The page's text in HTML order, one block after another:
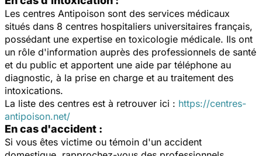
Les centres Antipoison sont des services médicaux
situés dans 8 centres hospitaliers universitaires français,
possédant une expertise en toxicologie médicale. Ils ont
un rôle d'information auprès des professionnels de santé
et du public et apportent une aide par téléphone au
diagnostic, à la prise en charge et au traitement des
intoxications.
La liste des centres est à retrouver ici : https://centres-
antipoison.net/
En cas d'accident :
Si vous êtes victime ou témoin d'un accident